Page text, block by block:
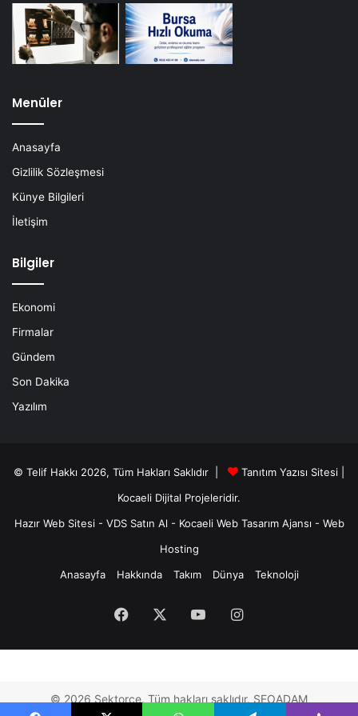
Menüler
Anasayfa
Gizlilik Sözleşmesi
Künye Bilgileri
İletişim
Bilgiler
Ekonomi
Firmalar
Gündem
Son Dakika
Yazılım
© Telif Hakkı 2026, Tüm Hakları Saklıdır |
Tanıtım Yazısı Sitesi |
Kocaeli Dijital Projeleridir.
Hazır Web Sitesi- VDS Satın Al - Kocaeli Web Tasarım Ajansı - Web
Hosting
Anasayfa
Hakkında Takım Dünya Teknoloji
Facebook YouTubeInstagram
© 2026 Sektorce. Tüm hakları saklıdır. SEOADAM